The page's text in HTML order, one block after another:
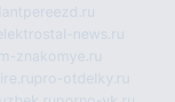
news.ru
znakomye.ru
pro-otdelky.ru